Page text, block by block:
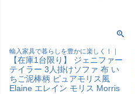
輸入家具で暮らしを豊かに楽しく！｜
【在庫1台限り】 ジェニファー
テイラー 3人掛けソファ 布 い
ちご泥棒柄 ピュアモリス風
Elaine エレイン モリス Morris